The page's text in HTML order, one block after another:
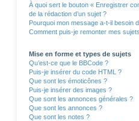
À quoi sert le bouton « Enregistrer
de la rédaction d’un sujet ?
Pourquoi mon message a-t-il besoin
Comment puis-je remonter mes
Mise en forme et types de sujets
Qu’est-ce que le BBCode ?
Puis-je insérer du code HTML ?
Que sont les émoticônes ?
Puis-je insérer des images ?
Que sont les annonces générales ?
Que sont les annonces ?
Que sont les notes ?